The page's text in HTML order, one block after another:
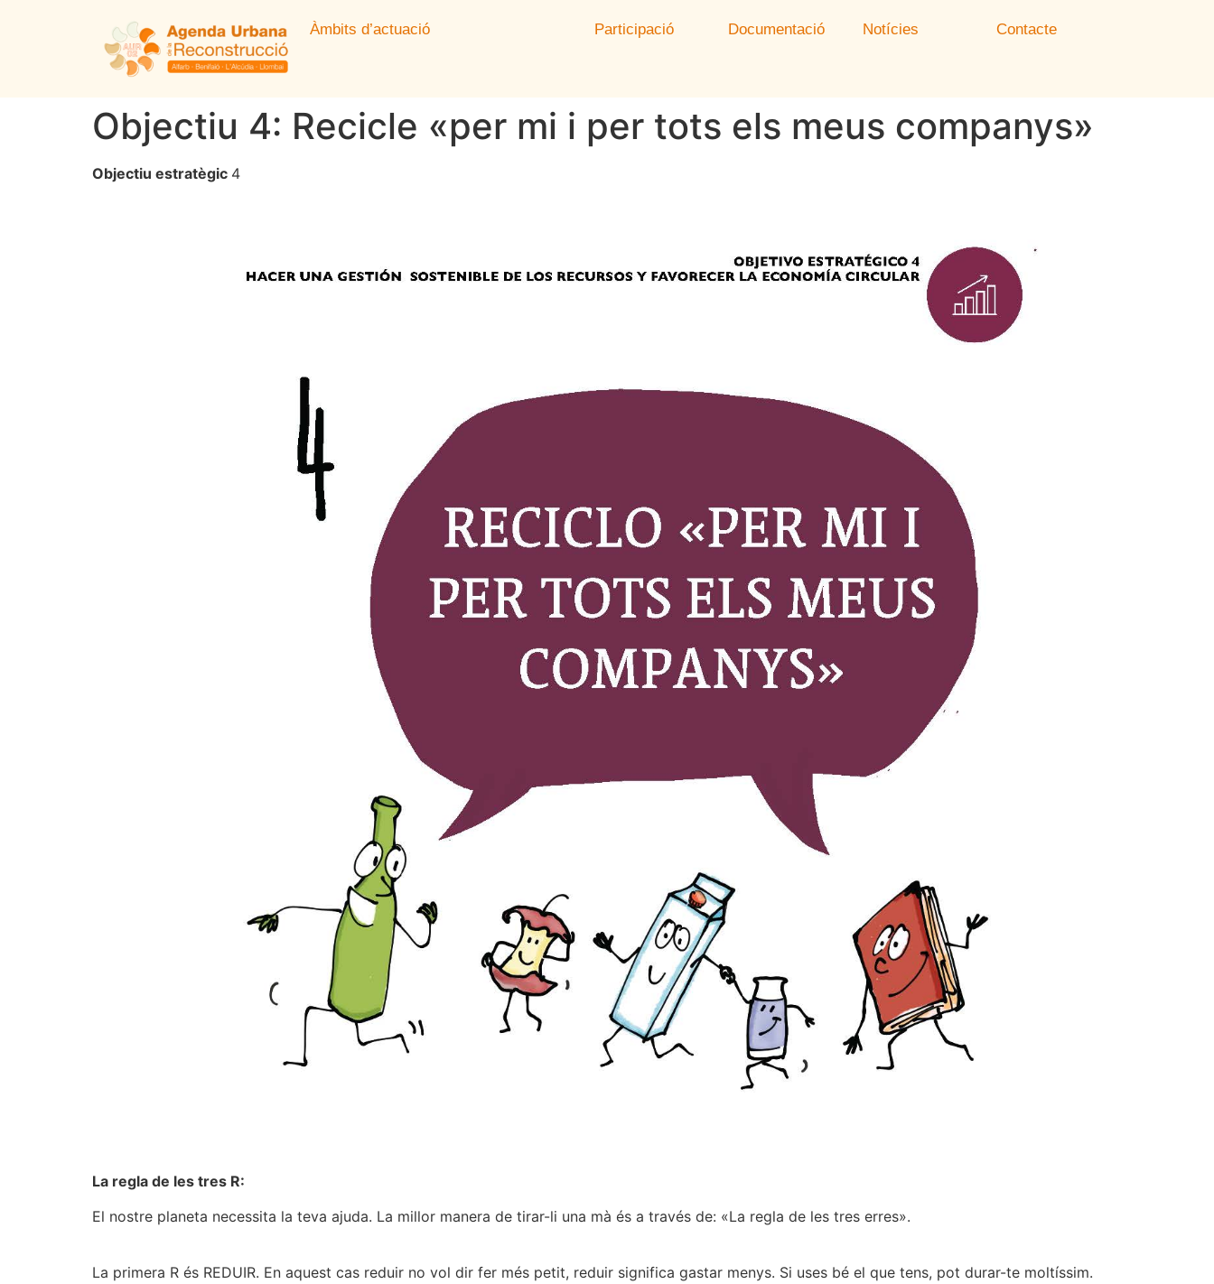
Àmbits d’actuació Participació Documentació Notícies Contacte
Objectiu 4: Recicle «per mi i per tots els meus companys»
Objectiu estratègic 4
La regla de les tres R:
El nostre planeta necessita la teva ajuda. La millor manera de tirar-li una mà és a través de: «La regla de les tres erres».
La primera R és REDUIR. En aquest cas reduir no vol dir fer més petit, reduir significa gastar menys. Si uses bé el que tens, pot durar-te moltíssim.